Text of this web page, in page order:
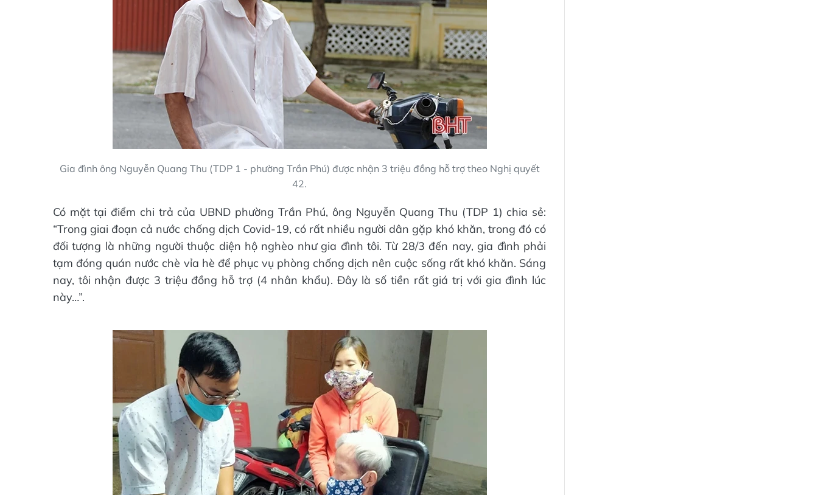
Gia đình ông Nguyễn Quang Thu (TDP 1 - phường Trần Phú) được nhận 3 triệu đồng hỗ trợ theo Nghị quyết
42.
Có mặt tại điểm chi trả của UBND phường Trần Phú, ông Nguyễn Quang Thu (TDP 1) chia sẻ:
“Trong giai đoạn cả nước chống dịch Covid-19, có rất nhiều người dân gặp khó khăn, trong đó có
đối tượng là những người thuộc diện hộ nghèo như gia đình tôi. Từ 28/3 đến nay, gia đình phải
tạm đóng quán nước chè vỉa hè để phục vụ phòng chống dịch nên cuộc sống rất khó khăn. Sáng
nay, tôi nhận được 3 triệu đồng hỗ trợ (4 nhân khẩu). Đây là số tiền rất giá trị với gia đình lúc
này…”.